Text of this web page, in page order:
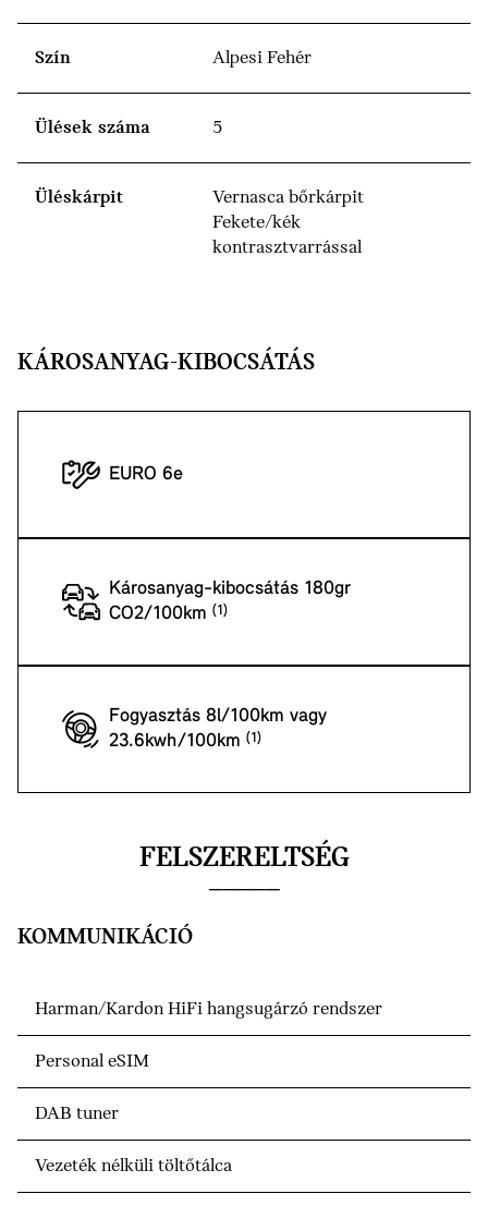
Szín Alpesi Fehér
Ülések száma 5
Üléskárpit
Vernasca bőrkárpit
Fekete/kék
kontrasztvarrással
KÁROSANYAG-KIBOCSÁTÁS
EURO 6e
Károsanyag-kibocsátás 180gr
CO2/100km
Fogyasztás 8l/100km vagy
23.6kwh/100km
FELSZERELTSÉG
KOMMUNIKÁCIÓ
Harman/Kardon HiFi hangsugárzó rendszer
Personal eSIM
DAB tuner
Vezeték nélküli töltőtálca